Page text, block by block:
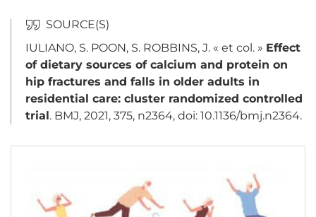
IULIANO, S. POON, S. ROBBINS, J. « et col. » Effect
of dietary sources of calcium and protein on
hip fractures and falls in older adults in
residential care: cluster randomized controlled
trial. BMJ, 2021, 375, n2364, doi: 10.1136/bmj.n2364.